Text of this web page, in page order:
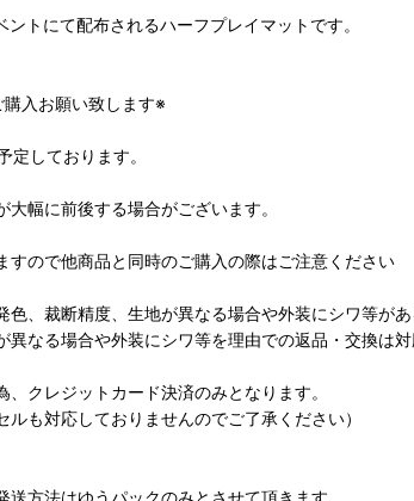
ントにて配布されるハーフプレイマットです。
入お願い致します※
しております。
幅に前後する場合がございます。
すので他商品と同時のご購入の際はご注意ください
色、裁断精度、生地が異なる場合や外装にシワ等があ
異なる場合や外装にシワ等を理由での返品・交換は
クレジットカード決済のみとなります。
ルも対応しておりませんのでご了承ください）